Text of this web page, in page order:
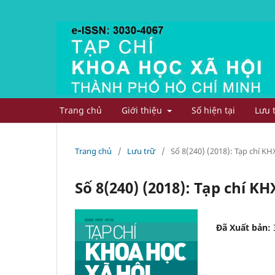
Trang chủ Giới thiệu Số hiện tại Lưu
Trang chủ / Lưu trữ / Số 8(240) (2018): Tạp chí
Số 8(240) (2018): Tạp chí
Đã Xuất bản: